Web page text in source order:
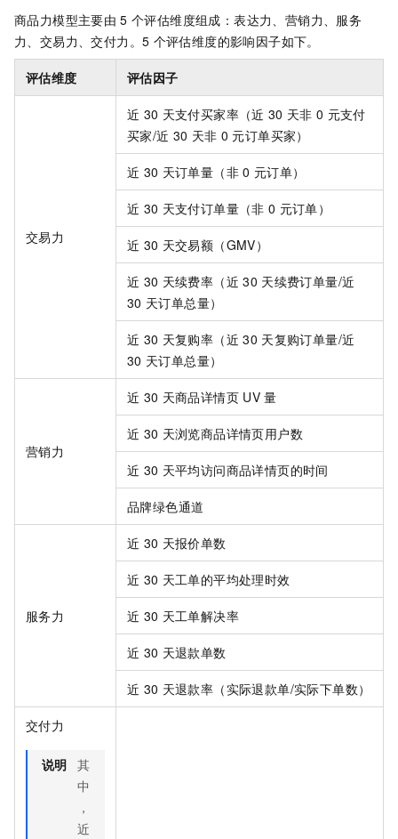
商品力模型主要由 5 个评估维度组成：表达力、营销力、服务
力、交易力、交付力。5 个评估维度的影响因子如下。
评估维度 评估因子
交易力
近 30 天支付买家率（近 30 天非 0 元支付
买家/近 30 天非 0 元订单买家）
近 30 天订单量（非 0 元订单）
近 30 天支付订单量（非 0 元订单）
近 30 天交易额（GMV）
近 30 天续费率（近 30 天续费订单量/近
30 天订单总量）
近 30 天复购率（近 30 天复购订单量/近
30 天订单总量）
营销力
近 30 天商品详情页 UV 量
近 30 天浏览商品详情页用户数
近 30 天平均访问商品详情页的时间
品牌绿色通道
服务力
近 30 天报价单数
近 30 天工单的平均处理时效
近 30 天工单解决率
近 30 天退款单数
近 30 天退款率（实际退款单/实际下单数）
交付力
说明 其
中
，
近